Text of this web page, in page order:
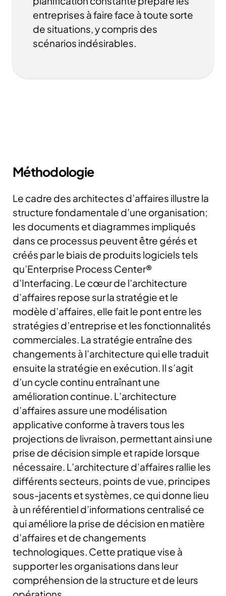
entreprises à faire face à toute sorte
de situations, y compris des
scénarios indésirables.
Méthodologie
Le cadre des architectes d’affaires illustre la
structure fondamentale d’une organisation;
les documents et diagrammes impliqués
dans ce processus peuvent être gérés et
créés par le biais de produits logiciels tels
qu’Enterprise Process Center®
d’Interfacing. Le cœur de l’architecture
d’affaires repose sur la stratégie et le
modèle d’affaires, elle fait le pont entre les
stratégies d’entreprise et les fonctionnalités
commerciales. La stratégie entraîne des
changements à l’architecture qui elle traduit
ensuite la stratégie en exécution. Il s’agit
d’un cycle continu entraînant une
amélioration continue. L’architecture
d’affaires assure une modélisation
applicative conforme à travers tous les
projections de livraison, permettant ainsi une
prise de décision simple et rapide lorsque
nécessaire. L’architecture d’affaires rallie les
différents secteurs, points de vue, principes
sous-jacents et systèmes, ce qui donne lieu
à un référentiel d’informations centralisé ce
qui améliore la prise de décision en matière
d’affaires et de changements
technologiques. Cette pratique vise à
supporter les organisations dans leur
compréhension de la structure et de leurs